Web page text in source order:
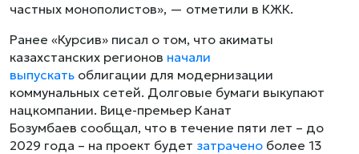
частных монополистов», — отметили в КЖК.
Ранее «Курсив» писал о том, что акиматы
казахстанских регионов начали
выпускать облигации для модернизации
коммунальных сетей. Долговые бумаги выкупают
нацкомпании. Вице-премьер Канат
Бозумбаев сообщал, что в течение пяти лет – до
2029 года – на проект будет затрачено более 13